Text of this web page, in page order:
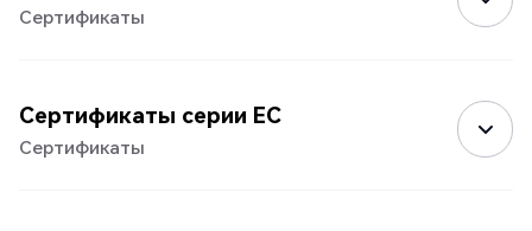
Сертификаты
Сертификаты серии EC
Сертификаты